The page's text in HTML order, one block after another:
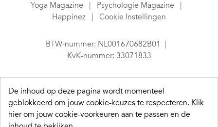
Yoga Magazine
Psychologie Magazine
Happinez
Cookie Instellingen
BTW-nummer: NL001670682B01
KvK-nummer: 33071833
De inhoud op deze pagina wordt momenteel
geblokkeerd om jouw cookie-keuzes te respecteren. Klik
hier om jouw cookie-voorkeuren aan te passen en de